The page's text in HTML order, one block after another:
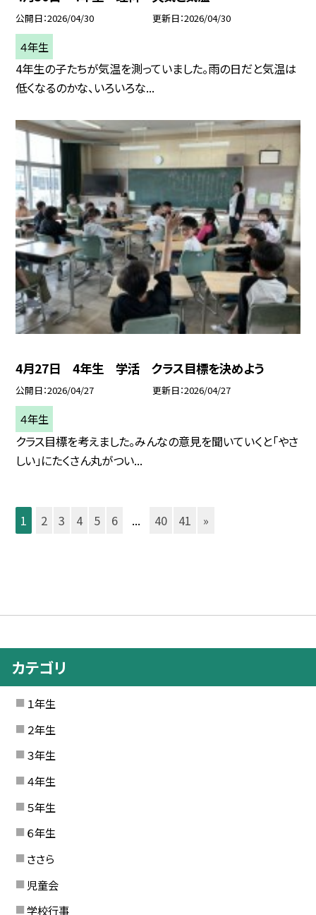
公開日 2026/04/30 更新日 2026/04/30
４年生
4年生の子たちが気温を測っていました。雨の日だと気温は
低くなるのかな、いろいろな...
4月27日 4年生 学活 クラス目標を決めよう
公開日 2026/04/27 更新日 2026/04/27
４年生
クラス目標を考えました。みんなの意見を聞いていくと「やさ
しい」にたくさん丸がつい...
1 2 3 4 5 6 ... 40 41 »
カテゴリ
１年生
２年生
３年生
４年生
５年生
６年生
ささら
児童会
学校行事